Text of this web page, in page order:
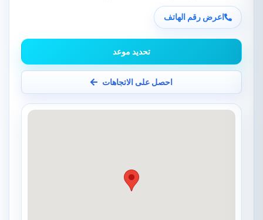
اعرض رقم الهاتف
تحديد موعد
احصل على الاتجاهات